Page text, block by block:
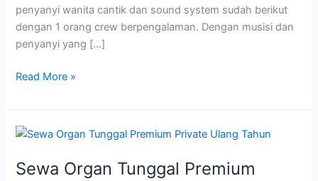
penyanyi wanita cantik dan sound system sudah berikut
dengan 1 orang crew berpengalaman. Dengan musisi dan
penyanyi yang […]
Read More »
Sewa Organ Tunggal Premium
Sewa
Tunggal